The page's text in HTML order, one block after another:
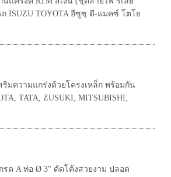
ISUZU TOYOTA อีซูซุ ดี-แมคซ์ โตโย
มความแกร่งด้วยโครงเหล็ก พร้อมกัน
TATA, ZUSUKI, MITSUBISHI,
ด A ท่อ Ø 3" ดัดโค้งสวยงาม ปลอด